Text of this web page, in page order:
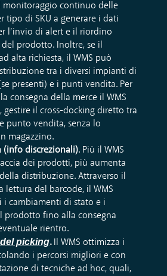
monitoraggio continuo delle
tipo di SKU a generare i dati
l’invio di alert e il riordino
prodotto. Inoltre, se il
alta richiesta, il WMS può
tra i diversi impianti di
presenti) e i punti vendita. Per
consegna della merce il WMS
gestire il cross-docking diretto tra
punto vendita, senza lo
magazzino.
(info discrezionali). Più il WMS
dei prodotti, più aumenta
distribuzione. Attraverso il
lettura del barcode, il WMS
i cambiamenti di stato e i
prodotto fino alla consegna
rientro.
picking.
Il WMS ottimizza i
i percorsi migliori e con
di tecniche ad hoc, quali,